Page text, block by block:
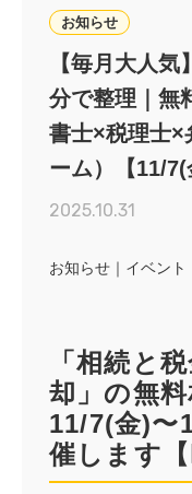
アイワホームとお客様
会社のこと
オーナーの皆様
問
お知らせ
【毎月大人
分で整理｜無
書士×税理士×
ーム）【11/7(
2025.10.31
お知らせ｜イベント
「相続と
却」の無
11/7(金)〜
催します【